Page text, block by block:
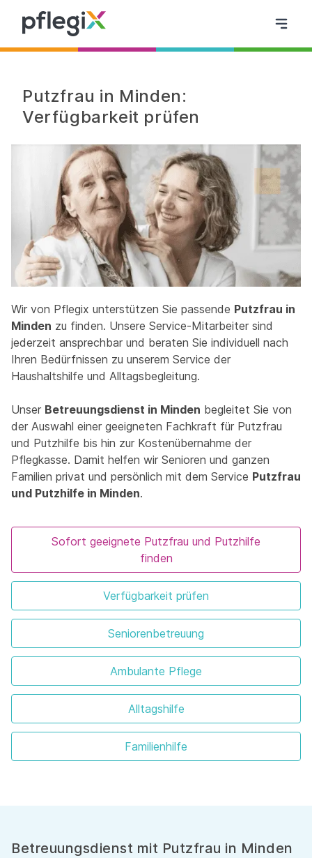
Putzfrau in Minden:
Verfügbarkeit prüfen
Wir von Pflegix unterstützen Sie passende Putzfrau in
Minden zu finden. Unsere Service-Mitarbeiter sind
jederzeit ansprechbar und beraten Sie individuell nach
Ihren Bedürfnissen zu unserem Service der
Haushaltshilfe und Alltagsbegleitung.
Unser Betreuungsdienst in Minden begleitet Sie von
der Auswahl einer geeigneten Fachkraft für Putzfrau
und Putzhilfe bis hin zur Kostenübernahme der
Pflegkasse. Damit helfen wir Senioren und ganzen
Familien privat und persönlich mit dem Service Putzfrau
und Putzhilfe in Minden.
Sofort geeignete Putzfrau und Putzhilfe
finden
Verfügbarkeit prüfen
Seniorenbetreuung
Ambulante Pflege
Alltagshilfe
Familienhilfe
Betreuungsdienst mit Putzfrau in Minden